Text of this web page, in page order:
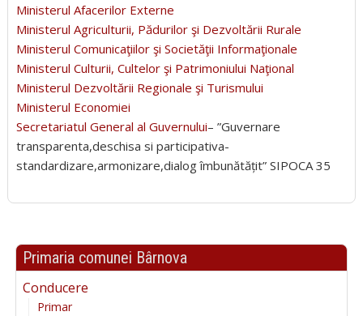
Primaria comunei Bârnova
Conducere
Primar
Ministerul Afacerilor Externe
Ministerul Agriculturii, Pădurilor şi Dezvoltării Rurale
Ministerul Comunicaţiilor şi Societăţii Informaţionale
Ministerul Culturii, Cultelor şi Patrimoniului Naţional
Ministerul Dezvoltării Regionale şi Turismului
Ministerul Economiei
Secretariatul General al Guvernului– ”Guvernare
transparenta,deschisa si participativa-
standardizare,armonizare,dialog îmbunătățit” SIPOCA 35